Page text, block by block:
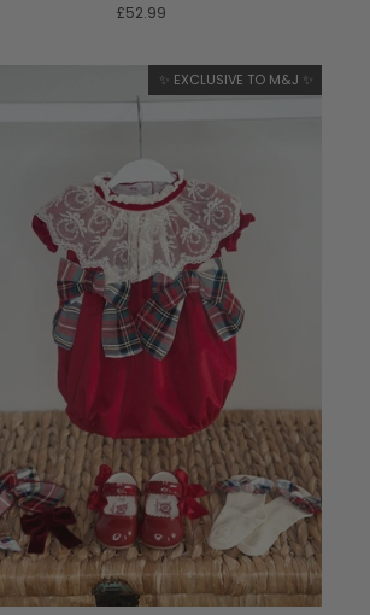
£52.99
✨ EXCLUSIVE TO M&J ✨